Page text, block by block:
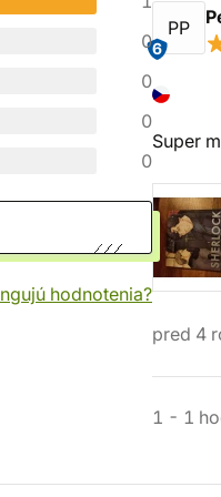
0
0
0
0
hodnotenia?
PP
6
Super
pred 4
1 - 1